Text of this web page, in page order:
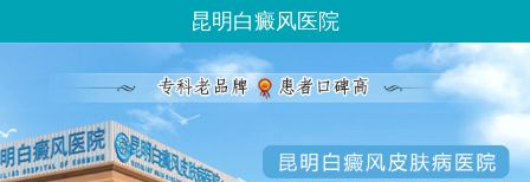
昆明白癜风医院